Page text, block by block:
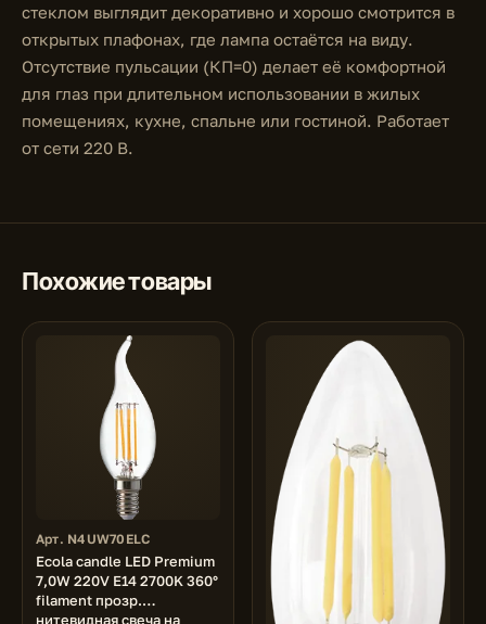
стеклом выглядит декоративно и хорошо смотрится в
открытых плафонах, где лампа остаётся на виду.
Отсутствие пульсации (КП=0) делает её комфортной
для глаз при длительном использовании в жилых
помещениях, кухне, спальне или гостиной. Работает
от сети 220 В.
Похожие товары
Арт. N4UW70ELC
Ecola candle LED Premium
7,0W 220V E14 2700K 360°
filament прозр.
нитевидная свеча на